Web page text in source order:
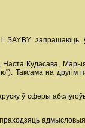
SAY.BY
Кудасава,
на другім
ў сферы